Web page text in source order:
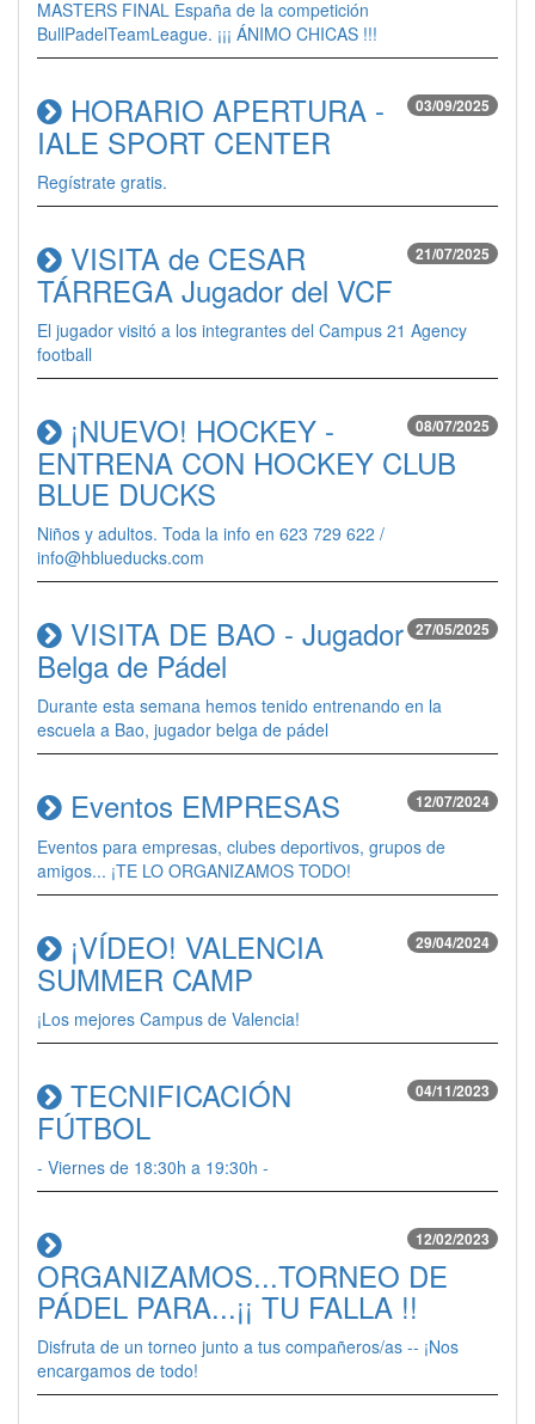
MASTERS FINAL España de la competición
BullPadelTeamLeague. ¡¡¡ ÁNIMO CHICAS !!!
03/09/2025
HORARIO APERTURA -
IALE SPORT CENTER
Regístrate gratis.
21/07/2025
VISITA de CESAR
TÁRREGA Jugador del VCF
El jugador visitó a los integrantes del Campus 21 Agency
football
08/07/2025
¡NUEVO! HOCKEY -
ENTRENA CON HOCKEY CLUB
BLUE DUCKS
Niños y adultos. Toda la info en 623 729 622 /
info@hblueducks.com
27/05/2025
VISITA DE BAO - Jugador
Belga de Pádel
Durante esta semana hemos tenido entrenando en la
escuela a Bao, jugador belga de pádel
12/07/2024
Eventos EMPRESAS
Eventos para empresas, clubes deportivos, grupos de
amigos... ¡TE LO ORGANIZAMOS TODO!
29/04/2024
¡VÍDEO! VALENCIA
SUMMER CAMP
¡Los mejores Campus de Valencia!
04/11/2023
TECNIFICACIÓN
FÚTBOL
- Viernes de 18:30h a 19:30h -
12/02/2023
ORGANIZAMOS...TORNEO DE
PÁDEL PARA...¡¡ TU FALLA !!
Disfruta de un torneo junto a tus compañeros/as -- ¡Nos
encargamos de todo!